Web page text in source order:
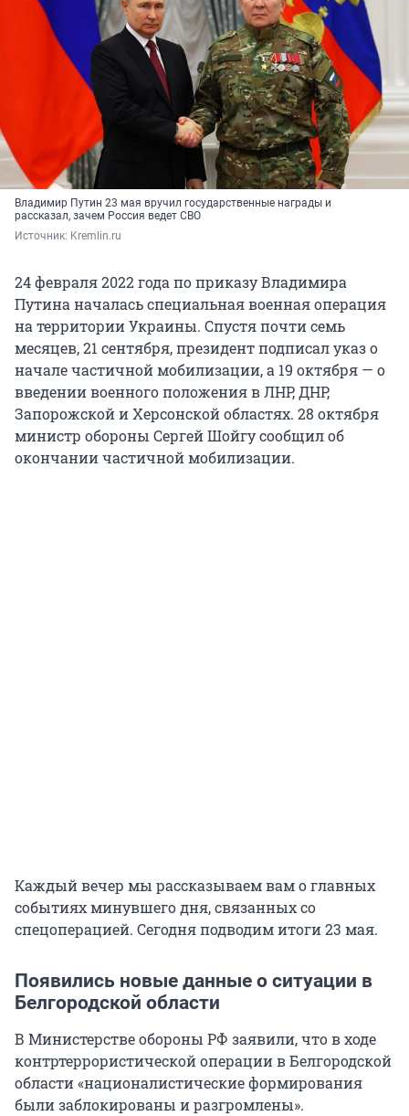
Владимир Путин 23 мая вручил государственные награды и
рассказал, зачем Россия ведет СВО
Источник: Kremlin.ru
24 февраля 2022 года по приказу Владимира
Путина началась специальная военная операция
на территории Украины. Спустя почти семь
месяцев, 21 сентября, президент подписал указ о
начале частичной мобилизации, а 19 октября — о
введении военного положения в ЛНР, ДНР,
Запорожской и Херсонской областях. 28 октября
министр обороны Сергей Шойгу сообщил об
окончании частичной мобилизации.
Каждый вечер мы рассказываем вам о главных
событиях минувшего дня, связанных со
спецоперацией. Сегодня подводим итоги 23 мая.
Появились новые данные о ситуации в
Белгородской области
В Министерстве обороны РФ заявили, что в ходе
контртеррористической операции в Белгородской
области «националистические формирования
были заблокированы и разгромлены».